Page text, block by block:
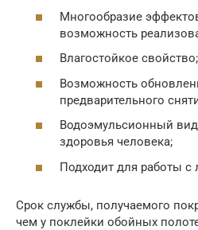
Многообразие
возможность
Влагостойкое свойство;
Возможность
предварительного
Водоэмульсионный
здоровья человека;
Подходит для работы
Срок службы, получаемого
чем у поклейки обойных